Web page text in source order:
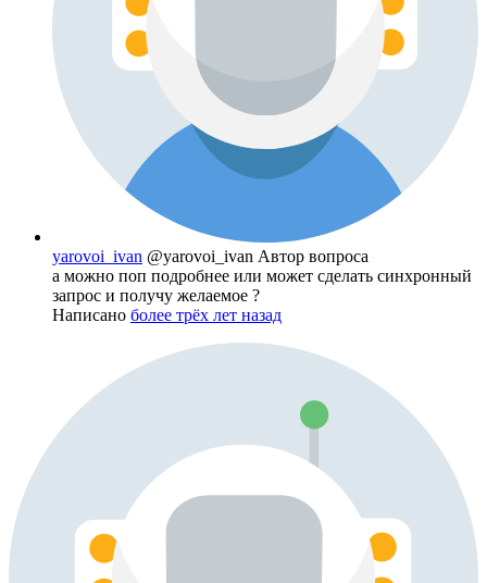
yarovoi_ivan @yarovoi_ivan Автор вопроса
а можно поп подробнее или может сделать синхронный
запрос и получу желаемое ?
Написано более трёх лет назад